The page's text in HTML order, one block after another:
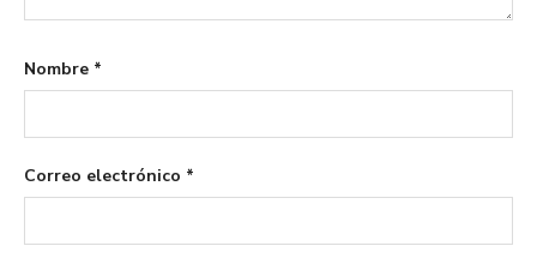
Nombre *
Correo electrónico *